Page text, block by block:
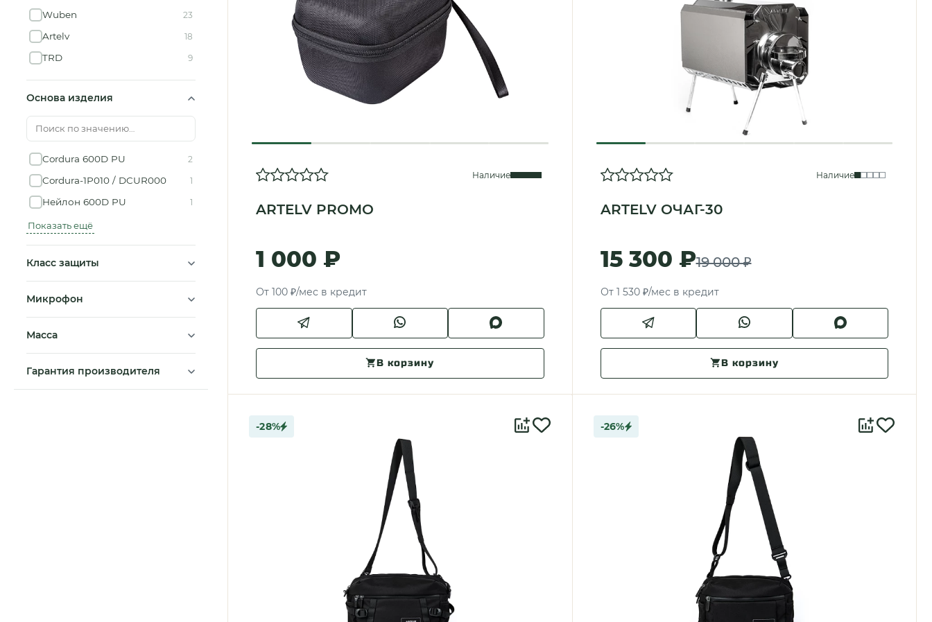
Wuben 23
Artelv 18
TRD 9
Основа изделия
Cordura 600D PU 2
Cordura-1P010 / DCUR000 1
Нейлон 600D PU 1
Показать ещё
Класс защиты
Микрофон
Масса
Гарантия производителя
Наличие
ARTELV PROMO
1 000 ₽
От 100 ₽/мес в кредит
В корзину
Наличие
ARTELV ОЧАГ-30
15 300 ₽19 000 ₽
От 1 530 ₽/мес в кредит
В корзину
-28% -26%